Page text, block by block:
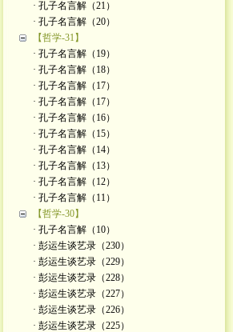
· 孔子名言解（21）
· 孔子名言解（20）
【哲学-31】
· 孔子名言解（19）
· 孔子名言解（18）
· 孔子名言解（17）
· 孔子名言解（17）
· 孔子名言解（16）
· 孔子名言解（15）
· 孔子名言解（14）
· 孔子名言解（13）
· 孔子名言解（12）
· 孔子名言解（11）
【哲学-30】
· 孔子名言解（10）
· 彭运生谈艺录（230）
· 彭运生谈艺录（229）
· 彭运生谈艺录（228）
· 彭运生谈艺录（227）
· 彭运生谈艺录（226）
· 彭运生谈艺录（225）